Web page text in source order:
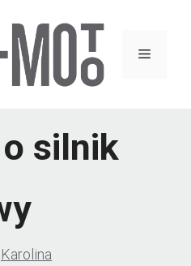
Menu
silnik
Karolina